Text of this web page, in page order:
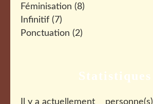
Féminisation (8)
Infinitif (7)
Ponctuation (2)
Statistiques
Il y a actuellement
personne(s)